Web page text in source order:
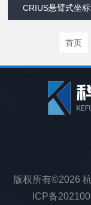
CRIUS悬臂式坐
首页
版权所有©2026
ICP备